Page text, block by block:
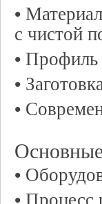
•
с чистой
•
•
•
•